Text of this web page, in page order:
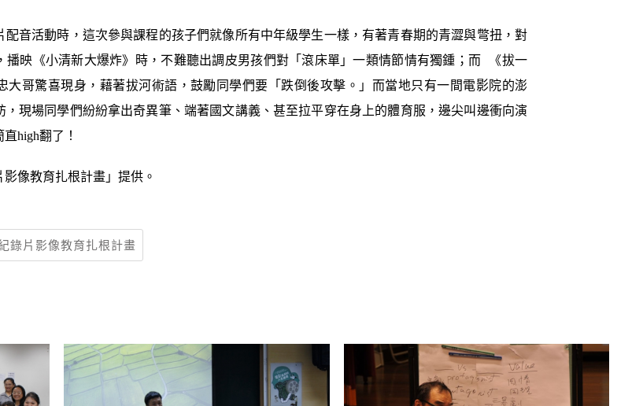
配音活動時，這次參與課程的孩子們就像所有中年級學生一樣，有著青春期的青澀與彆扭，對
播映《小清新大爆炸》時，不難聽出調皮男孩們對「滾床單」一類情節情有獨鍾；而 《拔一
大哥驚喜現身，藉著拔河術語，鼓勵同學們要「跌倒後攻擊。」而當地只有一間電影院的澎
，現場同學們紛紛拿出奇異筆、端著國文講義、甚至拉平穿在身上的體育服，邊尖叫邊衝向演
high翻了！
像教育扎根計畫」提供。
錄片影像教育扎根計畫